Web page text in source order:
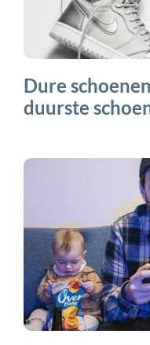
Dure
duurste